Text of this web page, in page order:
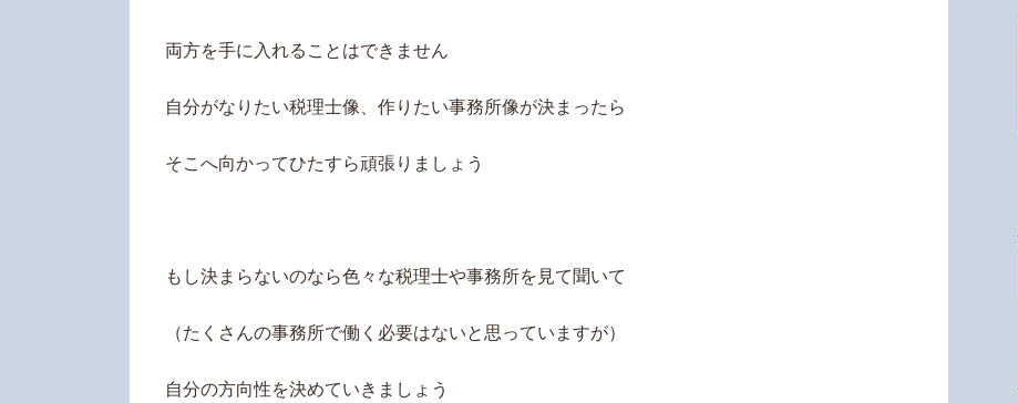
両方を手に入れることはできません
自分がなりたい税理士像、作りたい事務所像が決まったら
そこへ向かってひたすら頑張りましょう
もし決まらないのなら色々な税理士や事務所を見て聞いて
（たくさんの事務所で働く必要はないと思っていますが）
自分の方向性を決めていきましょう